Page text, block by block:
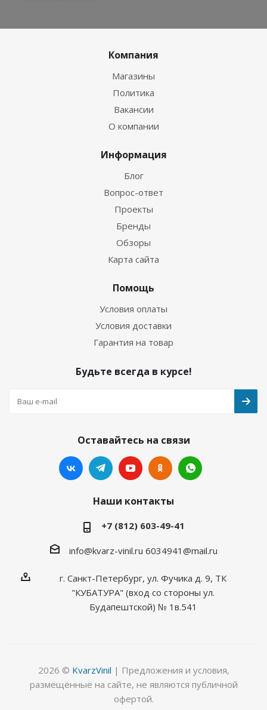
Компания
Магазины
Политика
Вакансии
О компании
Информация
Блог
Вопрос-ответ
Проекты
Бренды
Обзоры
Карта сайта
Помощь
Условия оплаты
Условия доставки
Гарантия на товар
Будьте всегда в курсе!
Оставайтесь на связи
Наши контакты
+7 (812) 603-49-41
info@kvarz-vinil.ru 6034941@mail.ru
г. Санкт-Петербург, ул. Фучика д. 9, ТК
"КУБАТУРА" (вход со стороны ул.
Будапештской) № 1в.541
2026 © KvarzVinil | Предложения и условия,
размещённые на сайте, не являются публичной
офертой.